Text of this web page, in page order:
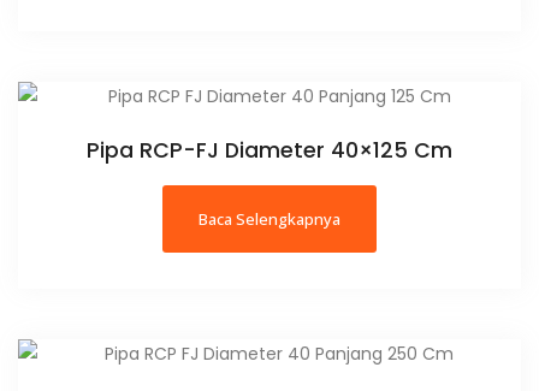
Pipa RCP-FJ Diameter 40×125 Cm
Baca Selengkapnya